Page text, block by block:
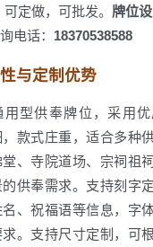
定做，可批发。 牌位
电话： 18370538588
与定制优势
用型供奉牌位，采用
款式庄重，适合多种
、寺院道场、宗祠祖
供奉需求。支持刻字
、祝福语等信息，字
。支持尺寸定制，可